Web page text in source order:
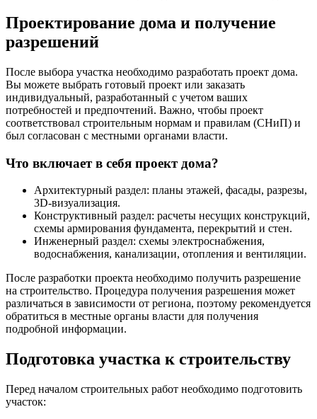
Проектирование дома и получение
разрешений
После выбора участка необходимо разработать проект дома.
Вы можете выбрать готовый проект или заказать
индивидуальный, разработанный с учетом ваших
потребностей и предпочтений. Важно, чтобы проект
соответствовал строительным нормам и правилам (СНиП) и
был согласован с местными органами власти.
Что включает в себя проект дома?
Архитектурный раздел: планы этажей, фасады, разрезы,
3D-визуализация.
Конструктивный раздел: расчеты несущих конструкций,
схемы армирования фундамента, перекрытий и стен.
Инженерный раздел: схемы электроснабжения,
водоснабжения, канализации, отопления и вентиляции.
После разработки проекта необходимо получить разрешение
на строительство. Процедура получения разрешения может
различаться в зависимости от региона, поэтому рекомендуется
обратиться в местные органы власти для получения
подробной информации.
Подготовка участка к строительству
Перед началом строительных работ необходимо подготовить
участок: